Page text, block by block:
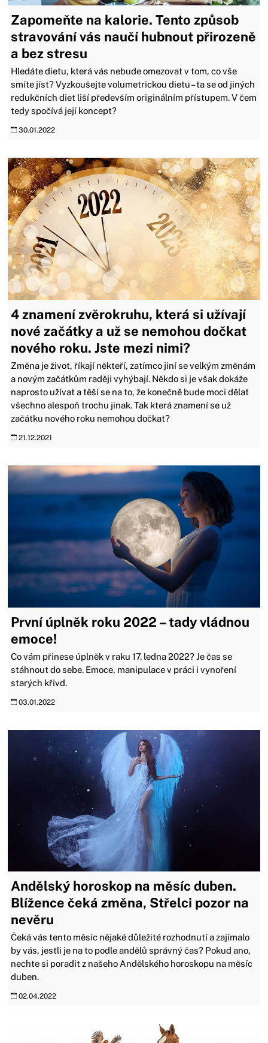
Zapomeňte na kalorie. Tento způsob
stravování vás naučí hubnout přirozeně
a bez stresu
Hledáte dietu, která vás nebude omezovat v tom, co vše
smíte jíst? Vyzkoušejte volumetrickou dietu – ta se od jiných
redukčních diet liší především originálním přístupem. V čem
tedy spočívá její koncept?
30.01.2022
4 znamení zvěrokruhu, která si užívají
nové začátky a už se nemohou dočkat
nového roku. Jste mezi nimi?
Změna je život, říkají někteří, zatímco jiní se velkým změnám
a novým začátkům raději vyhýbají. Někdo si je však dokáže
naprosto užívat a těší se na to, že konečně bude moci dělat
všechno alespoň trochu jinak. Tak která znamení se už
začátku nového roku nemohou dočkat?
21.12.2021
První úplněk roku 2022 – tady vládnou
emoce!
Co vám přinese úplněk v raku 17. ledna 2022? Je čas se
stáhnout do sebe. Emoce, manipulace v práci i vynoření
starých křivd.
03.01.2022
Andělský horoskop na měsíc duben.
Blížence čeká změna, Střelci pozor na
nevěru
Čeká vás tento měsíc nějaké důležité rozhodnutí a zajímalo
by vás, jestli je na to podle andělů správný čas? Pokud ano,
nechte si poradit z našeho Andělského horoskopu na měsíc
duben.
02.04.2022